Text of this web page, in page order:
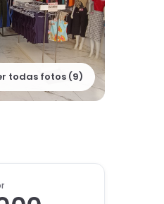
todas fotos (9)